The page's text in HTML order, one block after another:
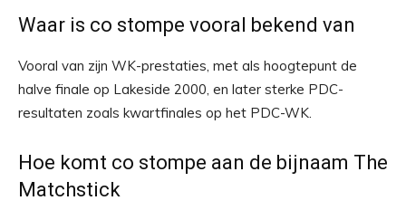
Waar is co stompe vooral bekend van
Vooral van zijn WK-prestaties, met als hoogtepunt de
halve finale op Lakeside 2000, en later sterke PDC-
resultaten zoals kwartfinales op het PDC-WK.
Hoe komt co stompe aan de bijnaam The
Matchstick